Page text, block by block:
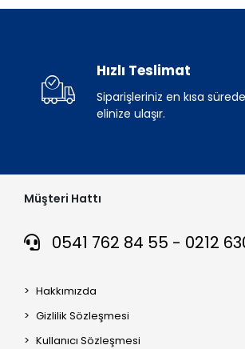
Hızlı Teslimat
Siparişleriniz en kısa sürede
elinize ulaşır.
Müşteri Hattı
0541 762 84 55 - 0212
Hakkımızda
Gizlilik Sözleşmesi
Kullanıcı Sözleşmesi